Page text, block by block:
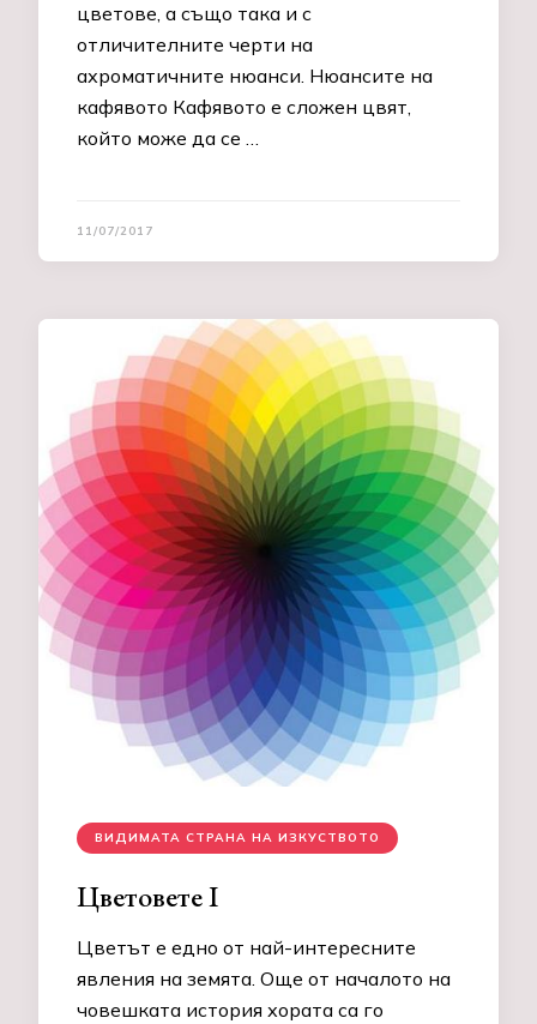
цветове, а също така и с
отличителните черти на
ахроматичните нюанси. Нюансите на
кафявото Кафявото е сложен цвят,
който може да се …
11/07/2017
ВИДИМАТА СТРАНА НА ИЗКУСТВОТО
Цветовете I
Цветът е едно от най-интересните
явления на земята. Още от началото на
човешката история хората са го